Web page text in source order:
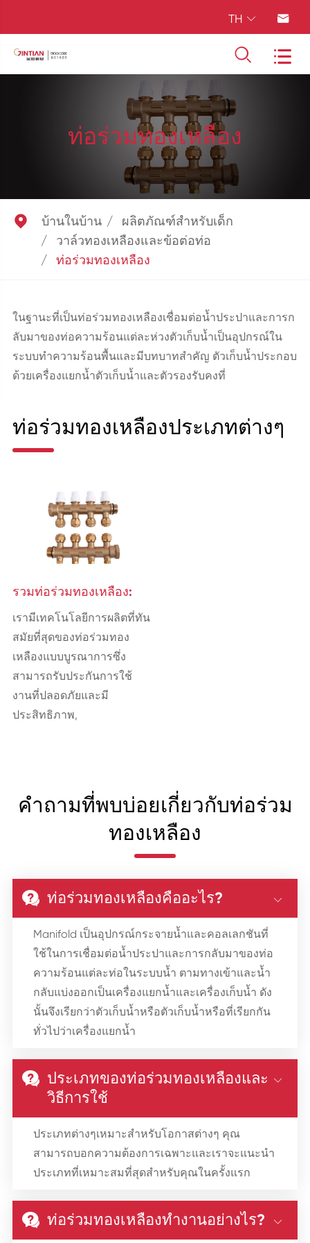
TH  
 
ท่อร่วมทองเหลือง
 บ้านในบ้าน
ผลิตภัณฑ์สำหรับเด็ก
วาล์วทองเหลืองและข้อต่อท่อ
ท่อร่วมทองเหลือง
ในฐานะที่เป็นท่อร่วมทองเหลืองเชื่อมต่อน้ำประปาและการก
ลับมาของท่อความร้อนแต่ละห่วงตัวเก็บน้ำเป็นอุปกรณ์ใน
ระบบทำความร้อนพื้นและมีบทบาทสำคัญ ตัวเก็บน้ำประกอบ
ด้วยเครื่องแยกน้ำตัวเก็บน้ำและตัวรองรับคงที่
ท่อร่วมทองเหลืองประเภทต่างๆ
รวมท่อร่วมทองเหลือง:
เรามีเทคโนโลยีการผลิตที่ทัน
สมัยที่สุดของท่อร่วมทอง
เหลืองแบบบูรณาการซึ่ง
สามารถรับประกันการใช้
งานที่ปลอดภัยและมี
ประสิทธิภาพ,
คำถามที่พบบ่อยเกี่ยวกับท่อร่วม
ทองเหลือง
 ท่อร่วมทองเหลืองคืออะไร? 
Manifold เป็นอุปกรณ์กระจายน้ำและคอลเลกชันที่
ใช้ในการเชื่อมต่อน้ำประปาและการกลับมาของท่อ
ความร้อนแต่ละท่อในระบบน้ำ ตามทางเข้าและน้ำ
กลับแบ่งออกเป็นเครื่องแยกน้ำและเครื่องเก็บน้ำ ดัง
นั้นจึงเรียกว่าตัวเก็บน้ำหรือตัวเก็บน้ำหรือที่เรียกกัน
ทั่วไปว่าเครื่องแยกน้ำ
 ประเภทของท่อร่วมทองเหลืองและ
วิธีการใช้

ประเภทต่างๆเหมาะสำหรับโอกาสต่างๆ คุณ
สามารถบอกความต้องการเฉพาะและเราจะแนะนำ
ประเภทที่เหมาะสมที่สุดสำหรับคุณในครั้งแรก
 ท่อร่วมทองเหลืองทำงานอย่างไร? 